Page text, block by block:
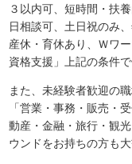
３以内可、短時間・扶
日相談可、土日祝のみ
産休・育休あり、Ｗワ
資格支援」上記の条件
また、未経験者歓迎の
「営業・事務・販売・
動産・金融・旅行・観
ウンドをお持ちの方も